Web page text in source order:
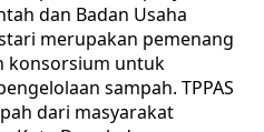
dan Badan Usaha
merupakan pemenang
konsorsium untuk
sampah. TPPAS
dari masyarakat